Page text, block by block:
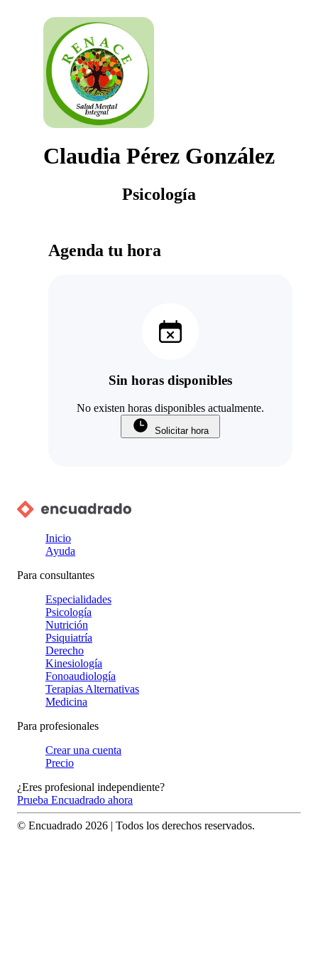
Claudia Pérez González
Psicología
Agenda tu hora
Sin horas disponibles
No existen horas disponibles actualmente.
Solicitar hora
Inicio
Ayuda
Para consultantes
Especialidades
Psicología
Nutrición
Psiquiatría
Derecho
Kinesiología
Fonoaudiología
Terapias Alternativas
Medicina
Para profesionales
Crear una cuenta
Precio
¿Eres profesional independiente?
Prueba Encuadrado ahora
© Encuadrado 2026 | Todos los derechos reservados.